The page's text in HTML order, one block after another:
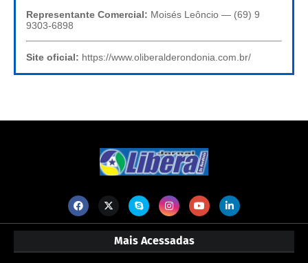
Representante Comercial: Moisés Leôncio — (69) 9
9303-6898
Site oficial: https://www.oliberalderondonia.com.br/
Mais Acessadas